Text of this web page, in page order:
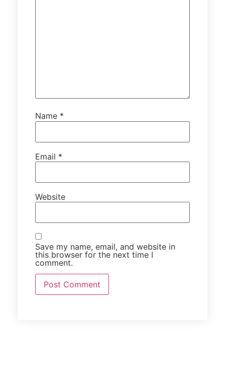
Name *
Email *
Website
Save my name, email, and website in
this browser for the next time I
comment.